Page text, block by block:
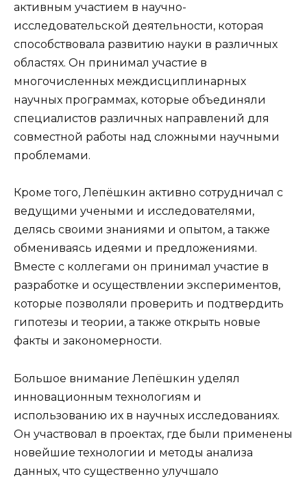
активным участием в научно-
исследовательской деятельности, которая
способствовала развитию науки в различных
областях. Он принимал участие в
многочисленных междисциплинарных
научных программах, которые объединяли
специалистов различных направлений для
совместной работы над сложными научными
проблемами.
Кроме того, Лепёшкин активно сотрудничал с
ведущими учеными и исследователями,
делясь своими знаниями и опытом, а также
обмениваясь идеями и предложениями.
Вместе с коллегами он принимал участие в
разработке и осуществлении экспериментов,
которые позволяли проверить и подтвердить
гипотезы и теории, а также открыть новые
факты и закономерности.
Большое внимание Лепёшкин уделял
инновационным технологиям и
использованию их в научных исследованиях.
Он участвовал в проектах, где были применены
новейшие технологии и методы анализа
данных, что существенно улучшало